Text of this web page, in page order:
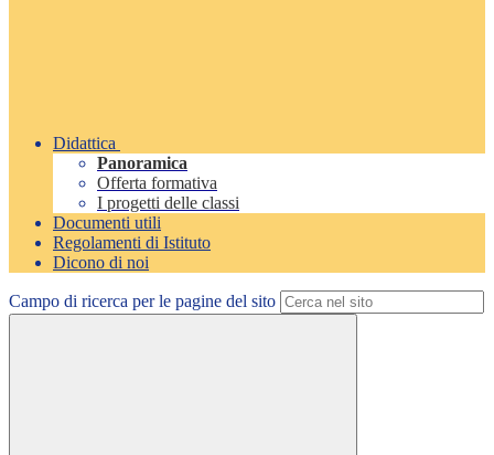
Didattica
Panoramica
Offerta formativa
I progetti delle classi
Documenti utili
Regolamenti di Istituto
Dicono di noi
Campo di ricerca per le pagine del sito